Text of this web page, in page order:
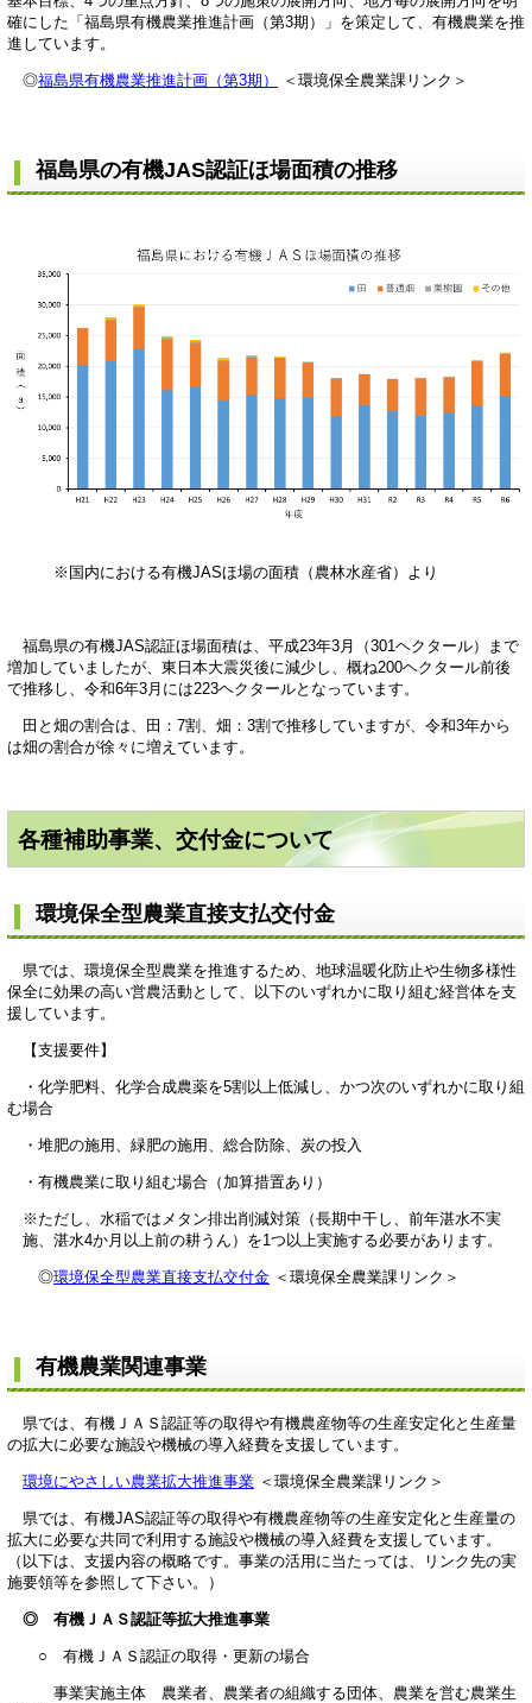
確にした「福島県有機農業推進計画（第3期）」を策定して、有機農業を推
進しています。
◎福島県有機農業推進計画（第3期） ＜環境保全農業課リンク＞
福島県の有機JAS認証ほ場面積の推移
※国内における有機JASほ場の面積（農林水産省）より
福島県の有機JAS認証ほ場面積は、平成23年3月（301ヘクタール）まで
増加していましたが、東日本大震災後に減少し、概ね200ヘクタール前後
で推移し、令和6年3月には223ヘクタールとなっています。
田と畑の割合は、田：7割、畑：3割で推移していますが、令和3年から
は畑の割合が徐々に増えています。
各種補助事業、交付金について
環境保全型農業直接支払交付金
県では、環境保全型農業を推進するため、地球温暖化防止や生物多様性
保全に効果の高い営農活動として、以下のいずれかに取り組む経営体を支
援しています。
【支援要件】
・化学肥料、化学合成農薬を5割以上低減し、かつ次のいずれかに取り組
む場合
・堆肥の施用、緑肥の施用、総合防除、炭の投入
・有機農業に取り組む場合（加算措置あり）
※ただし、水稲ではメタン排出削減対策（長期中干し、前年湛水不実
施、湛水4か月以上前の耕うん）を1つ以上実施する必要があります。
◎環境保全型農業直接支払交付金 ＜環境保全農業課リンク＞
有機農業関連事業
県では、有機ＪＡＳ認証等の取得や有機農産物等の生産安定化と生産量
の拡大に必要な施設や機械の導入経費を支援しています。
環境にやさしい農業拡大推進事業 ＜環境保全農業課リンク＞
県では、有機JAS認証等の取得や有機農産物等の生産安定化と生産量の
拡大に必要な共同で利用する施設や機械の導入経費を支援しています。
（以下は、支援内容の概略です。事業の活用に当たっては、リンク先の実
施要領等を参照して下さい。）
◎ 有機ＪＡＳ認証等拡大推進事業
○ 有機ＪＡＳ認証の取得・更新の場合
事業実施主体 農業者、農業者の組織する団体、農業を営む農業生